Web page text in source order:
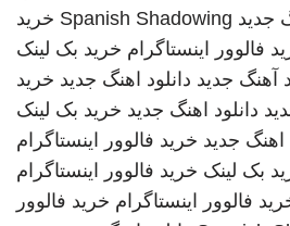
جدید Spanish Shadowing خرید
فالوور اینستاگرام خرید بک لینک
آهنگ جدید دانلود اهنگ جدید خرید
دانلود اهنگ جدید خرید بک لینک
اهنگ جدید خرید فالوور اینستاگرام
بک لینک خرید فالوور اینستاگرام
فالوور اینستاگرام خرید فالوور